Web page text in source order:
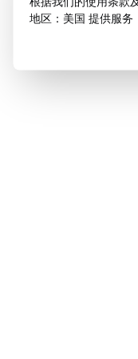
地区：美国 提供服务